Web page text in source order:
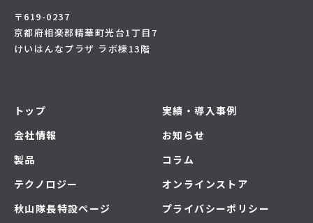
〒619-0237
京都府相楽郡精華町光台1丁目7
けいはんなプラザ ラボ棟13階
トップ
会社情報
製品
テクノロジー
秋山隊長特設ページ
実績・導入事例
お知らせ
コラム
オンラインストア
プライバシーポリシー